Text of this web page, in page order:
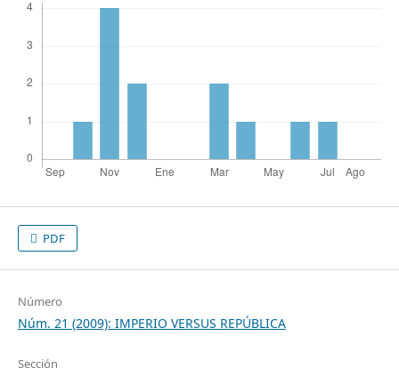
PDF
Número
Núm. 21 (2009): IMPERIO VERSUS REPÚBLICA
Sección